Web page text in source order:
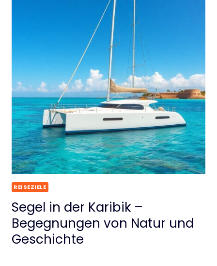
REISEZIELE
Segel in der Karibik –
Begegnungen von Natur und
Geschichte